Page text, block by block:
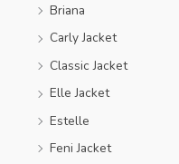
Briana
Carly Jacket
Classic Jacket
Elle Jacket
Estelle
Feni Jacket